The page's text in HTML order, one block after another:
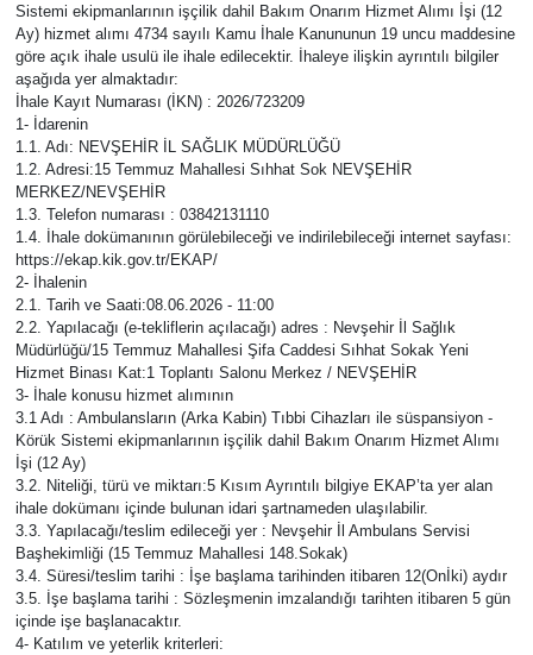
Sistemi ekipmanlarının işçilik dahil Bakım Onarım Hizmet Alımı İşi (12
Ay) hizmet alımı 4734 sayılı Kamu İhale Kanununun 19 uncu maddesine
göre açık ihale usulü ile ihale edilecektir. İhaleye ilişkin ayrıntılı bilgiler
aşağıda yer almaktadır:
İhale Kayıt Numarası (İKN) : 2026/723209
1- İdarenin
1.1. Adı: NEVŞEHİR İL SAĞLIK MÜDÜRLÜĞÜ
1.2. Adresi:15 Temmuz Mahallesi Sıhhat Sok NEVŞEHİR
MERKEZ/NEVŞEHİR
1.3. Telefon numarası : 03842131110
1.4. İhale dokümanının görülebileceği ve indirilebileceği internet sayfası:
https://ekap.kik.gov.tr/EKAP/
2- İhalenin
2.1. Tarih ve Saati:08.06.2026 - 11:00
2.2. Yapılacağı (e-tekliflerin açılacağı) adres : Nevşehir İl Sağlık
Müdürlüğü/15 Temmuz Mahallesi Şifa Caddesi Sıhhat Sokak Yeni
Hizmet Binası Kat:1 Toplantı Salonu Merkez / NEVŞEHİR
3- İhale konusu hizmet alımının
3.1 Adı : Ambulansların (Arka Kabin) Tıbbi Cihazları ile süspansiyon -
Körük Sistemi ekipmanlarının işçilik dahil Bakım Onarım Hizmet Alımı
İşi (12 Ay)
3.2. Niteliği, türü ve miktarı:5 Kısım Ayrıntılı bilgiye EKAP’ta yer alan
ihale dokümanı içinde bulunan idari şartnameden ulaşılabilir.
3.3. Yapılacağı/teslim edileceği yer : Nevşehir İl Ambulans Servisi
Başhekimliği (15 Temmuz Mahallesi 148.Sokak)
3.4. Süresi/teslim tarihi : İşe başlama tarihinden itibaren 12(Onİki) aydır
3.5. İşe başlama tarihi : Sözleşmenin imzalandığı tarihten itibaren 5 gün
içinde işe başlanacaktır.
4- Katılım ve yeterlik kriterleri:
Turizm
Kültür - Sanat
Yaşam
VEFATLAR
Haber Arşivi